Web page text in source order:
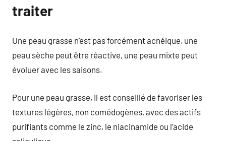
traiter
Une peau grasse n’est pas forcément acnéique, une
peau sèche peut être réactive, une peau mixte peut
évoluer avec les saisons.
Pour une peau grasse, il est conseillé de favoriser les
textures légères, non comédogènes, avec des actifs
purifiants comme le zinc, le niacinamide ou l’acide